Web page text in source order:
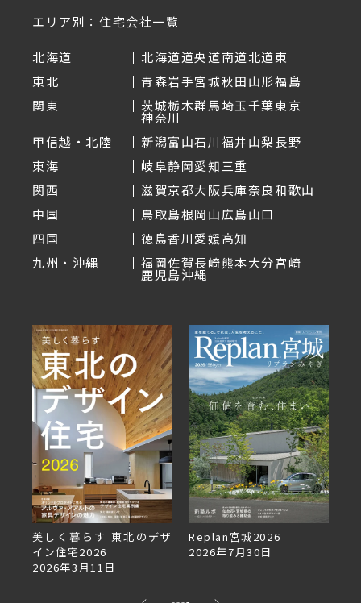
エリア別：住宅会社一覧
北海道 北海道道央道南道北道東
東北
青森岩手宮城秋田山形福島
関東
茨城栃木群馬埼玉千葉東京
神奈川
甲信越・北陸
新潟富山石川福井山梨長野
東海
岐阜静岡愛知三重
関西
滋賀京都大阪兵庫奈良和歌山
中国
鳥取島根岡山広島山口
四国
徳島香川愛媛高知
九州・沖縄
福岡佐賀長崎熊本大分宮崎
鹿児島沖縄
美しく暮らす 東北のデザ
イン住宅2026
2026年3月11日
Replan宮城2026
2026年7月30日